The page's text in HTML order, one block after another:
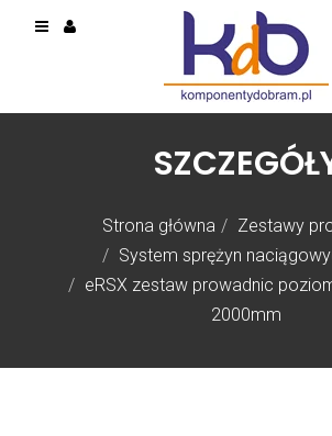
Strona główna
Zestawy
System sprężyn
eRSX zestaw prowadnic
2000mm